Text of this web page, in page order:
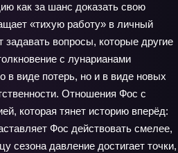
как за шанс доказать свою
«тихую работу» в личный
задавать вопросы, которые другие
с лунарианами
в виде потерь, но и в виде новых
Отношения Фос с
которая тянет историю вперёд:
Фос действовать смелее,
сезона давление достигает точки,